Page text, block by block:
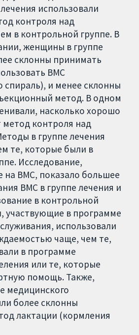
использовали
контроля над
в контрольной группе. В
женщины в группе
склонны принимать
ВМС
спираль), и менее склонны
метод. В одном
насколько хорошо
контроля над
в группе лечения
те, которые были в
Исследование,
на ВМС, показало большее
ВМС в группе лечения и
в контрольной
участвующие в программе
использовали
чаще, чем те,
в программе
или те, которые
помощь. Также,
медицинского
более склонны
лактации (кормления